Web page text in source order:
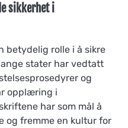
sikkerhet i
betydelig rolle i å sikre
stater har vedtatt
og
opplæring i
har som mål å
og fremme en kultur for